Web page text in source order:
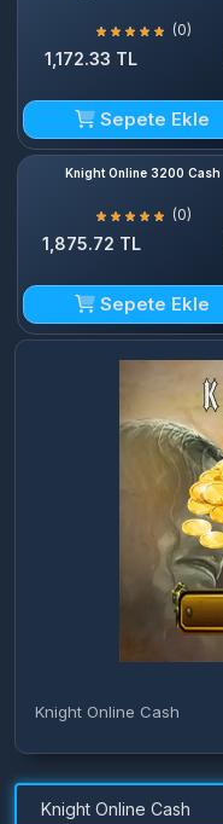
(0)
1,172.33 TL
Sepete Ekle
Knight Online 3200 Cash
(0)
1,875.72 TL
Sepete Ekle
Knight Online Cash
Knight Online Cash